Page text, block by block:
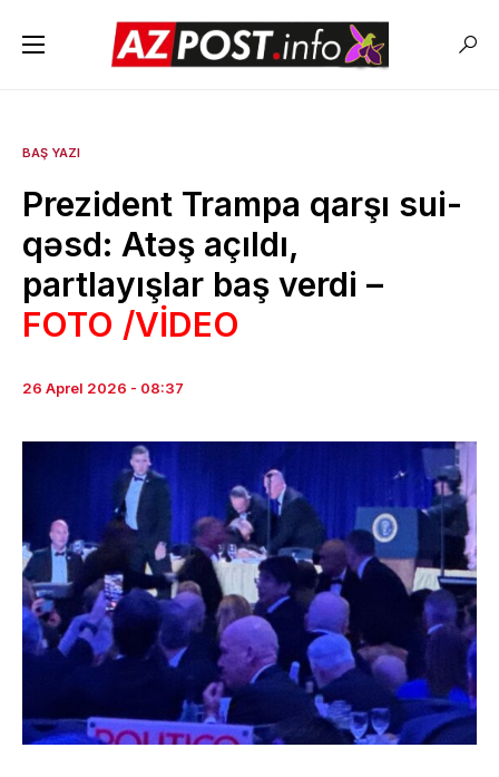
BAŞ YAZI
Prezident Trampa qarşı sui-
qəsd: Atəş açıldı,
partlayışlar baş verdi –
FOTO /VİDEO
26 Aprel 2026 - 08:37